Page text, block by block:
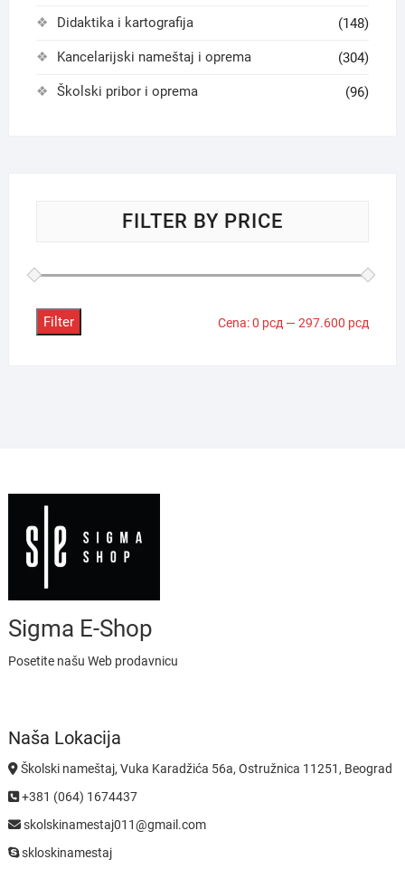
Didaktika i kartografija (148)
Kancelarijski nameštaj i oprema (304)
Školski pribor i oprema (96)
FILTER BY PRICE
Filter Cena:0 рсд —297.600 рсд
Sigma E-Shop
Posetite našu Web prodavnicu
Naša Lokacija
Školski nameštaj, Vuka Karadžića 56a, Ostružnica 11251, Beograd
+381 (064) 1674437
skolskinamestaj011@gmail.com
skloskinamestaj